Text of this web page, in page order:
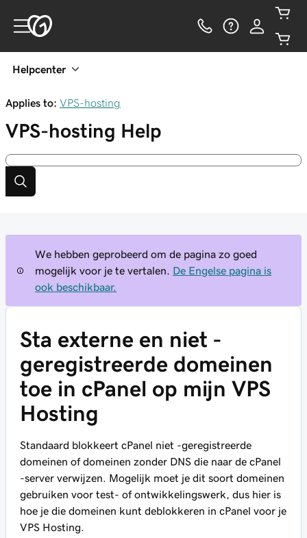
Helpcenter
Applies to: VPS-hosting
VPS-hosting Help
We hebben geprobeerd om de pagina zo goed
mogelijk voor je te vertalen.
De Engelse pagina is
ook beschikbaar.
Sta externe en niet -
geregistreerde domeinen
toe in cPanel op mijn VPS
Hosting
Standaard blokkeert cPanel niet -geregistreerde
domeinen of domeinen zonder DNS die naar de cPanel
-server verwijzen. Mogelijk moet je dit soort domeinen
gebruiken voor test- of ontwikkelingswerk, dus hier is
hoe je die domeinen kunt deblokkeren in cPanel voor je
VPS Hosting.